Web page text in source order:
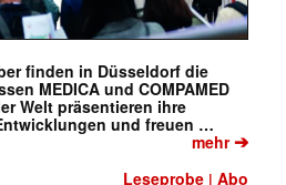
finden in Düsseldorf die
MEDICA und COMPAMED
Welt präsentieren ihre
und freuen …
mehr➔
Leseprobe |Abo